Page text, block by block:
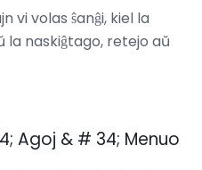
vi volas ŝanĝi, kiel la
naskiĝtago, retejo aŭ
Agoj & # 34; Menuo